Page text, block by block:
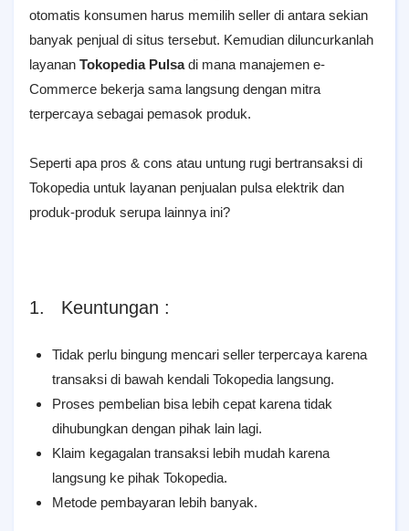
otomatis konsumen harus memilih seller di antara sekian
banyak penjual di situs tersebut. Kemudian diluncurkanlah
layanan Tokopedia Pulsadi mana manajemen e-
Commerce bekerja sama langsung dengan mitra
terpercaya sebagai pemasok produk.
Seperti apa pros & cons atau untung rugi bertransaksi di
Tokopedia untuk layanan penjualan pulsa elektrik dan
produk-produk serupa lainnya ini?
1. Keuntungan :
Tidak perlu bingung mencari seller terpercaya karena
transaksi di bawah kendali Tokopedia langsung.
Proses pembelian bisa lebih cepat karena tidak
dihubungkan dengan pihak lain lagi.
Klaim kegagalan transaksi lebih mudah karena
langsung ke pihak Tokopedia.
Metode pembayaran lebih banyak.